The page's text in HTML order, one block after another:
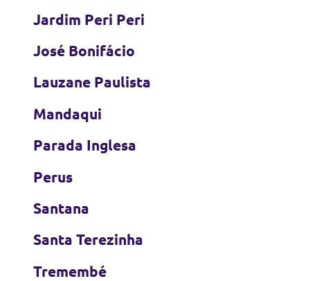
Jardim Peri Peri
José Bonifácio
Lauzane Paulista
Mandaqui
Parada Inglesa
Perus
Santana
Santa Terezinha
Tremembé